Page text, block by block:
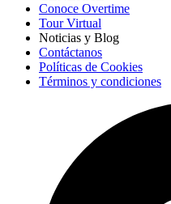
Conoce Overtime
Tour Virtual
Noticias y Blog
Contáctanos
Políticas de Cookies
Términos y condiciones